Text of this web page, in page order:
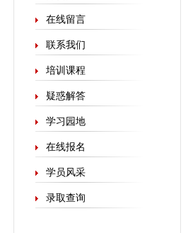
在线留言
联系我们
培训课程
疑惑解答
学习园地
在线报名
学员风采
录取查询